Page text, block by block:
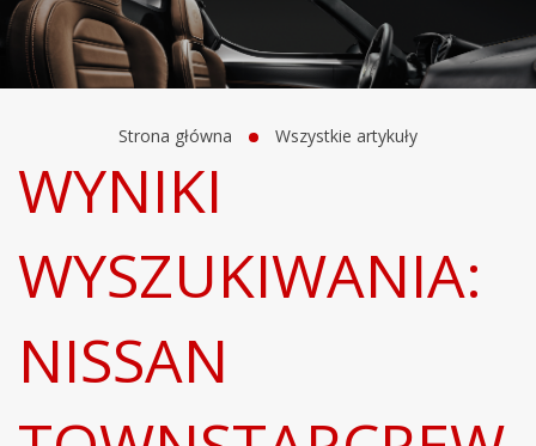
Strona główna Wszystkie artykuły
WYNIKI
WYSZUKIWANIA:
NISSAN